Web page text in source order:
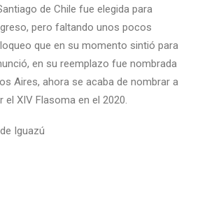
de Chile fue elegida para
pero faltando unos pocos
que en su momento sintió para
en su reemplazo fue nombrada
Aires, ahora se acaba de nombrar a
el XIV Flasoma en el 2020.
Iguazú